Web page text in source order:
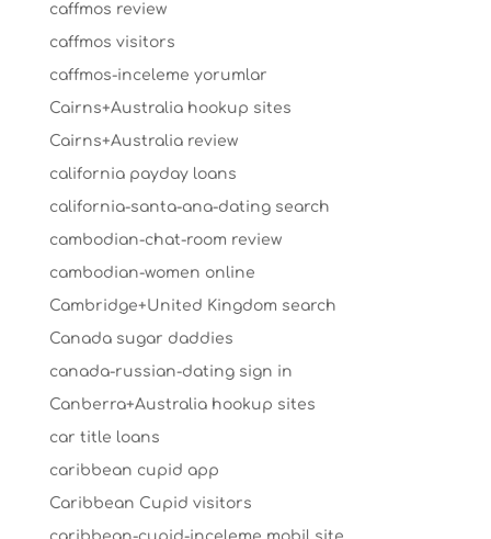
caffmos review
caffmos visitors
caffmos-inceleme yorumlar
Cairns+Australia hookup sites
Cairns+Australia review
california payday loans
california-santa-ana-dating search
cambodian-chat-room review
cambodian-women online
Cambridge+United Kingdom search
Canada sugar daddies
canada-russian-dating sign in
Canberra+Australia hookup sites
car title loans
caribbean cupid app
Caribbean Cupid visitors